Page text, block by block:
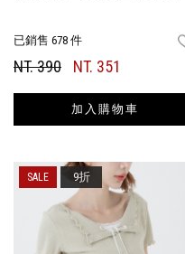
已銷售 678 件
NT. 390 NT. 351
加入購物車
9折